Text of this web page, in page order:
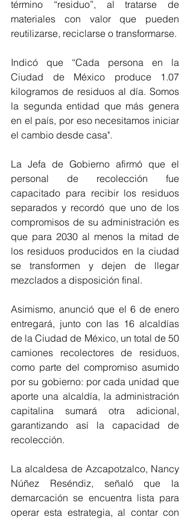
término “residuo”, al tratarse de
materiales con valor que pueden
reutilizarse, reciclarse o transformarse.
Indicó que “Cada persona en la
Ciudad de México produce 1.07
kilogramos de residuos al día. Somos
la segunda entidad que más genera
en el país, por eso necesitamos iniciar
el cambio desde casa".
La Jefa de Gobierno afirmó que el
personal de recolección fue
capacitado para recibir los residuos
separados y recordó que uno de los
compromisos de su administración es
que para 2030 al menos la mitad de
los residuos producidos en la ciudad
se transformen y dejen de llegar
mezclados a disposición final.
Asimismo, anunció que el 6 de enero
entregará, junto con las 16 alcaldías
de la Ciudad de México, un total de 50
camiones recolectores de residuos,
como parte del compromiso asumido
por su gobierno: por cada unidad que
aporte una alcaldía, la administración
capitalina sumará otra adicional,
garantizando así la capacidad de
recolección.
La alcaldesa de Azcapotzalco, Nancy
Núñez Reséndiz, señaló que la
demarcación se encuentra lista para
operar esta estrategia, al contar con